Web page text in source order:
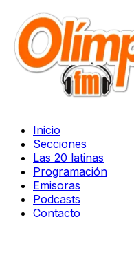
Inicio
Secciones
Las 20 latinas
Programación
Emisoras
Podcasts
Contacto